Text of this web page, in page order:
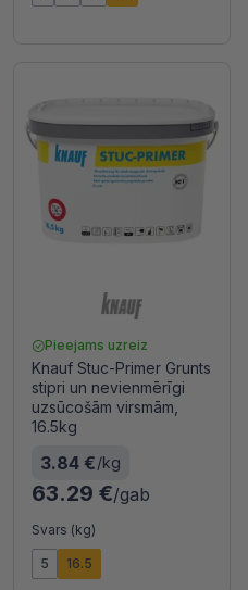
Pieejams uzreiz
Knauf Stuc-Primer Grunts
stipri un nevienmērīgi
uzsūcošām virsmām,
16.5kg
3.84 €/kg
63.29 €/gab
Svars (kg)
5 16.5